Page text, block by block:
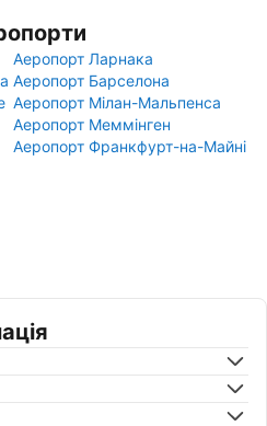
Аеропорт Ларнака
Аеропорт Барселона
Аеропорт Мілан-Мальпенса
Аеропорт Меммінген
Аеропорт Франкфурт-на-Майні